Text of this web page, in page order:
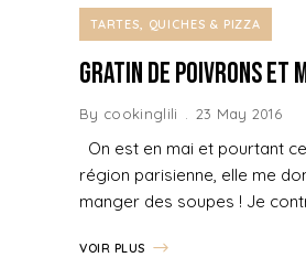
TARTES, QUICHES & PIZZA
Gratin de Poivrons et
By cookinglili 23 May 2016
On est en mai et pourtant
région parisienne, elle me
manger des soupes ! Je
VOIR PLUS